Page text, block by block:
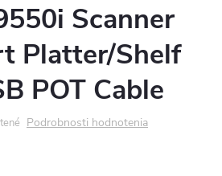
Scanner
Platter/Shelf
POT Cable
Podrobnosti hodnotenia